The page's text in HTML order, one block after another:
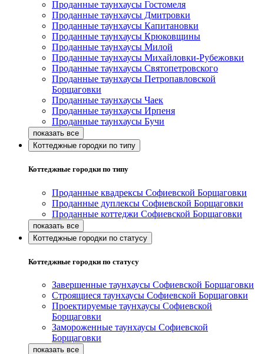
Проданные таунхаусы Гостомеля
Проданные таунхаусы Дмитровки
Проданные таунхаусы Капитановки
Проданные таунхаусы Крюковщины
Проданные таунхаусы Милой
Проданные таунхаусы Михайловки-Рубежовки
Проданные таунхаусы Святопетровского
Проданные таунхаусы Петропавловской
Борщаговки
Проданные таунхаусы Чаек
Проданные таунхаусы Ирпеня
Проданные таунхаусы Бучи
Коттеджные городки по типу
Коттеджные городки по типу
Проданные квадрексы Софиевской Борщаговки
Проданные дуплексы Софиевской Борщаговки
Проданные коттеджи Софиевской Борщаговки
Коттеджные городки по статусу
Коттеджные городки по статусу
Завершенные таунхаусы Софиевской Борщаговки
Строящиеся таунхаусы Софиевской Борщаговки
Проектируемые таунхаусы Софиевской
Борщаговки
Замороженные таунхаусы Софиевской
Борщаговки